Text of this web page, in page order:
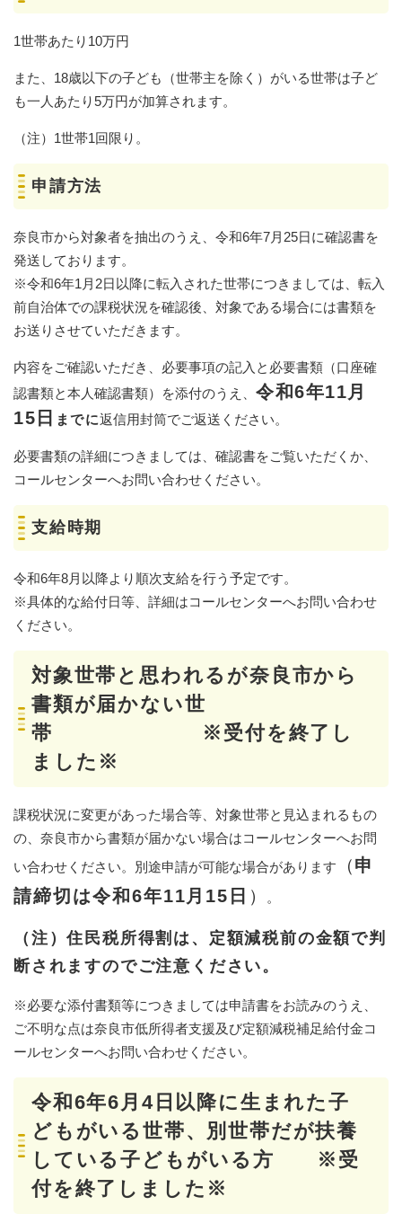
1世帯あたり10万円
また、18歳以下の子ども（世帯主を除く）がいる世帯は子ど
も一人あたり5万円が加算されます。
（注）1世帯1回限り。
申請方法
奈良市から対象者を抽出のうえ、令和6年7月25日に確認書を
発送しております。
​※令和6年1月2日以降に転入された世帯につきましては、転入
前自治体での課税状況を確認後、対象である場合には書類を
お送りさせていただきます。
内容をご確認いただき、必要事項の記入と必要書類（口座確
認書類と本人確認書類）を添付のうえ、 令和6年11月
15日 までに返信用封筒でご返送ください。
必要書類の詳細につきましては、確認書をご覧いただくか、
コールセンターへお問い合わせください。
支給時期
令和6年8月以降より順次支給を行う予定です。
※具体的な給付日等、詳細はコールセンターへお問い合わせ
ください。
対象世帯と思われるが奈良市から
書類が届かない世
帯 ※受付を終了し
ました※
課税状況に変更があった場合等、対象世帯と見込まれるもの
の、奈良市から書類が届かない場合はコールセンターへお問
い合わせください。別途申請が可能な場合があります
（申
請締切は令和6年11月15日 ） 。
（注）住民税所得割は、定額減税前の金額で判
断されますのでご注意ください。
※必要な添付書類等につきましては申請書をお読みのうえ、
ご不明な点は奈良市低所得者支援及び定額減税補足給付金コ
ールセンターへお問い合わせください。
令和6年6月4日以降に生まれた子
どもがいる世帯、別世帯だが扶養
している子どもがいる方 ※受
付を終了しました※